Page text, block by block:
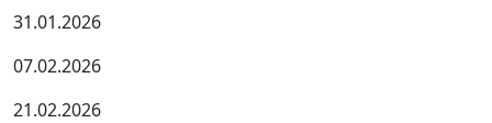
31.01.2026
07.02.2026
21.02.2026